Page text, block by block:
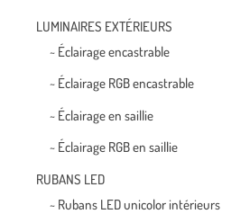
LUMINAIRES EXTÉRIEURS
~ Éclairage encastrable
~ Éclairage RGB encastrable
~ Éclairage en saillie
~ Éclairage RGB en saillie
RUBANS LED
~ Rubans LED unicolor intérieurs